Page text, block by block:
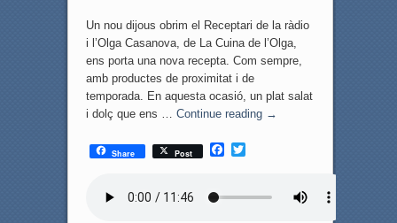
Un nou dijous obrim el Receptari de la ràdio
i l’Olga Casanova, de La Cuina de l’Olga,
ens porta una nova recepta. Com sempre,
amb productes de proximitat i de
temporada. En aquesta ocasió, un plat salat
i dolç que ens … Continue reading →
Share Post
F
T